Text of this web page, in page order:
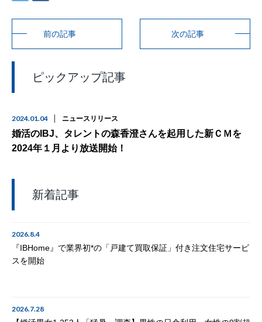
前の記事 次の記事
ピックアップ記事
2024.01.04 ニュースリリース
婚活のIBJ、タレントの森香澄さんを起用した新ＣＭを
2024年１月より放送開始！
新着記事
2026.8.4
『IBHome』で業界初*の「戸建て買取保証」付き注文住宅サービ
スを開始
2026.7.28